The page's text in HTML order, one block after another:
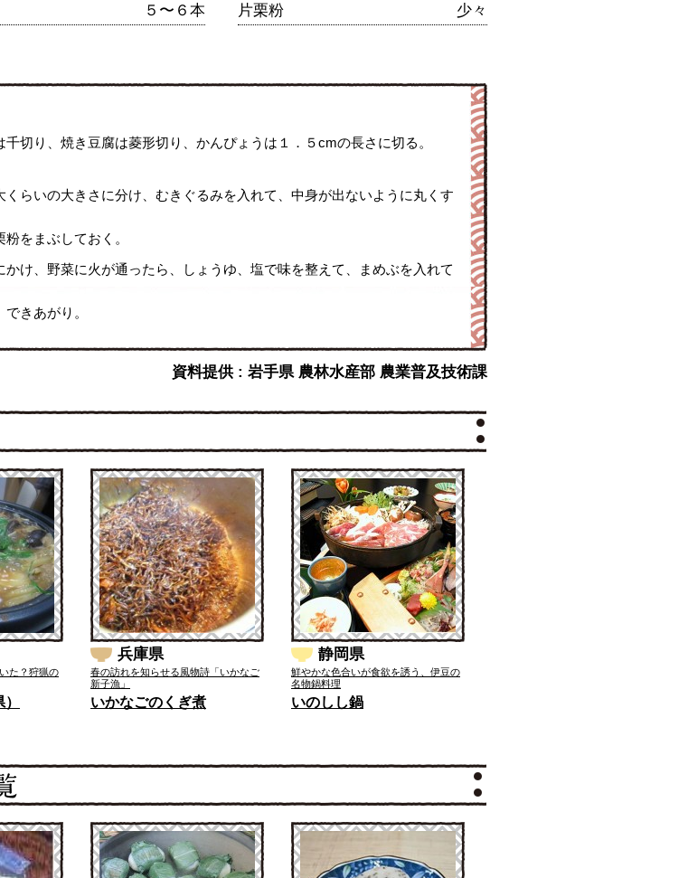
５〜６本 片栗粉
少々
切り、焼き豆腐は菱形切り、かんぴょうは１．５cmの長さに切る。
らいの大きさに分け、むきぐるみを入れて、中身が出ないように丸くす
をまぶしておく。
け、野菜に火が通ったら、しょうゆ、塩で味を整えて、まめぶを入れて
きあがり。
資料提供 : 岩手県 農林水産部 農業普及技術課
た？狩猟の
兵庫県
春の訪れを知らせる風物詩「いかなご
新子漁」
いかなごのくぎ煮
静岡県
鮮やかな色合いが食欲を誘う、伊豆の
名物鍋料理
いのしし鍋